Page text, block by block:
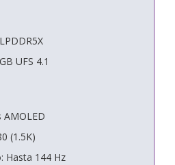
UFS 4.1
AMOLED
(1.5K)
Hasta 144 Hz